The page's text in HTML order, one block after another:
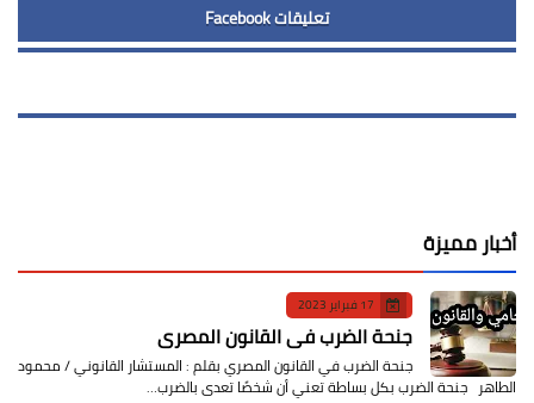
تعليقات Facebook
أخبار مميزة
17 فبراير 2023
جنحة الضرب في القانون المصري
جنحة الضرب في القانون المصري بقلم : المستشار القانوني / محمود
الطاهر جنحة الضرب بكل بساطة تعني أن شخصًا تعدى بالضرب…